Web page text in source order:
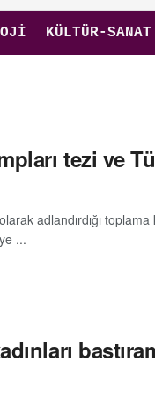
KÜLTÜR-SANAT
tezi ve
adlandırdığı
...